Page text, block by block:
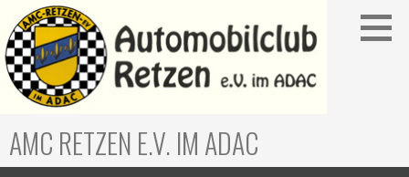
Zum
Inhalt
springen
AMC RETZEN E.V. IM ADAC